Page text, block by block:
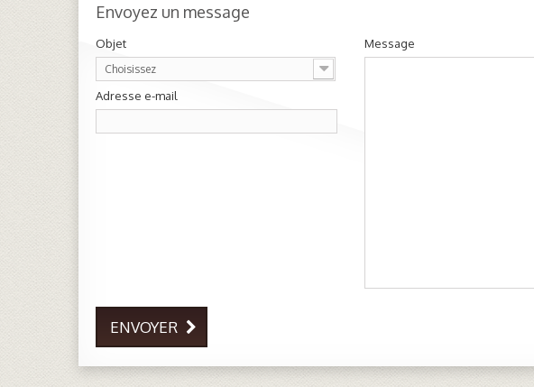
Envoyez un message
Objet
Choisissez
Adresse e-mail
Message
ENVOYER